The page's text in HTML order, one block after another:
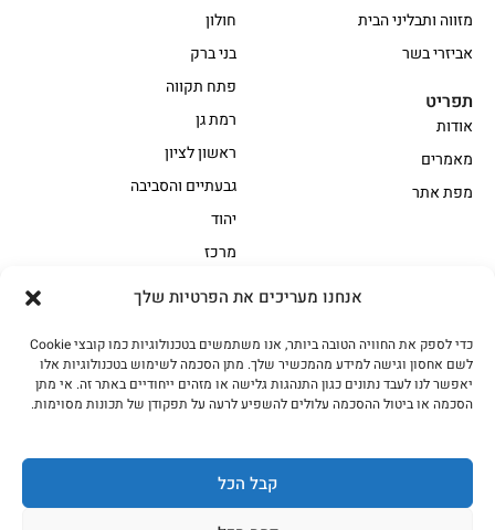
אנחנו מעריכים את הפרטיות שלך
כדי לספק את החוויה הטובה ביותר, אנו משתמשים בטכנולוגיות כמו קובצי Cookie
לשם אחסון וגישה למידע מהמכשיר שלך. מתן הסכמה לשימוש בטכנולוגיות אלו
יאפשר לנו לעבד נתונים כגון התנהגות גלישה או מזהים ייחודיים באתר זה. אי מתן
הסכמה או ביטול ההסכמה עלולים להשפיע לרעה על תפקודן של תכונות מסוימות.
קבל הכל
אווז
בשר בקר משובח
בשר בקר עגלה משובח
בשר למעשנת
הודו
חלקים אחוריים
מיוחדי מסורת1
נתחי פנים
עוף
חולון
בני ברק
פתח תקווה
רמת גן
ראשון לציון
גבעתיים והסביבה
יהוד
מרכז
מזווה ותבליני הבית
אביזרי בשר
תפריט
אודות
מאמרים
מפת אתר